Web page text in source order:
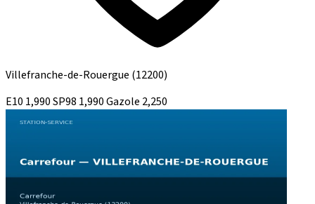
Villefranche-de-Rouergue (12200)
E10 1,990SP98 1,990Gazole 2,250